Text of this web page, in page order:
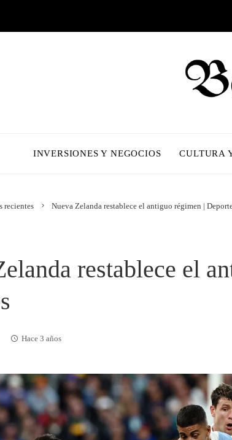
INVERSIONES Y NEGOCIOS CULTURA
recientes Nueva Zelanda restablece el antiguo régimen |
restablece el
Hace 3 años